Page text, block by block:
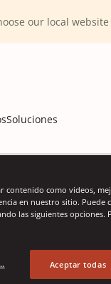
our local
Soluciones
contenido como videos,
en nuestro sitio. Puede
las siguientes opciones.
Aceptar todas